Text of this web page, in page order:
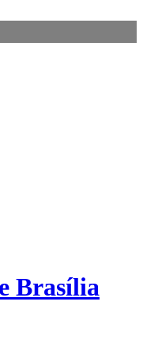
Brasília